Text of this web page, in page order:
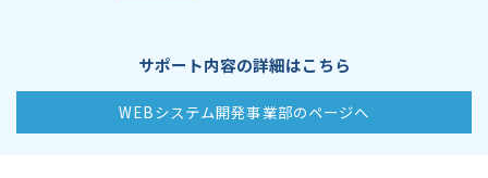
サポート内容の詳細はこちら
WEBシステム開発事業部のページへ